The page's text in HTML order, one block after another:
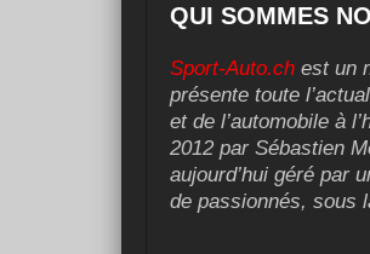
QUI SOMMES
Sport-Auto.ch est un
présente toute
et de l’automobile à
2012 par Sébastien
aujourd’hui géré par
de passionnés, sous